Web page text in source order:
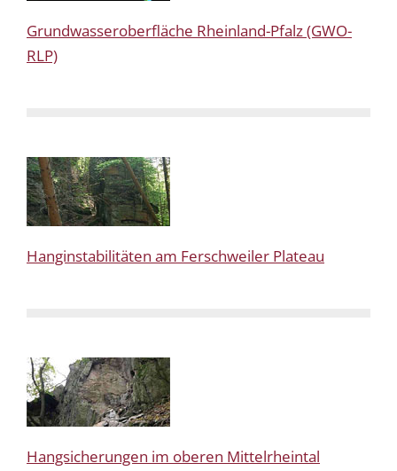
Grundwasseroberfläche Rheinland-Pfalz (GWO-
RLP)
Hanginstabilitäten am Ferschweiler Plateau
Hangsicherungen im oberen Mittelrheintal